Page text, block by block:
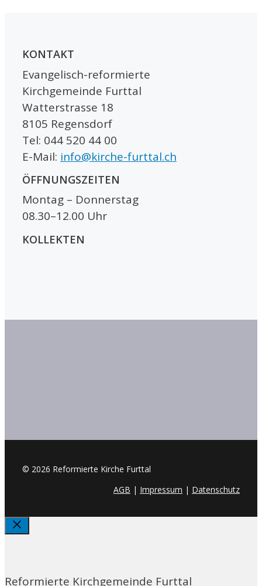
KONTAKT
Evangelisch-reformierte
Kirchgemeinde Furttal
Watterstrasse 18
8105 Regensdorf
Tel: 044 520 44 00
E-Mail: info@kirche-furttal.ch
ÖFFNUNGSZEITEN
Montag – Donnerstag
08.30–12.00 Uhr
KOLLEKTEN
© 2026 Reformierte Kirche Furttal
AGB | Impressum | Datenschutz
Schliessen
Reformierte Kirchgemeinde Furttal